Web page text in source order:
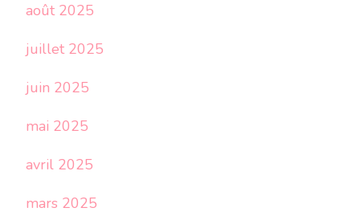
août 2025
juillet 2025
juin 2025
mai 2025
avril 2025
mars 2025